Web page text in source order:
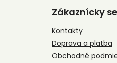
Zákaznícky
Kontakty
Doprava a platba
Obchodné